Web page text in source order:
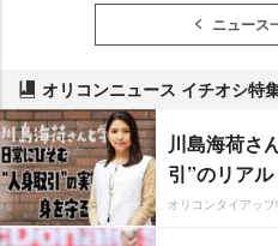
ニュース
オリコンニュース イチオシ特
川島海荷さ
引”のリアル
オリコンタイアップ